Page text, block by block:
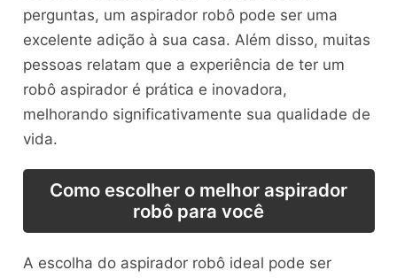
perguntas, um aspirador robô pode ser uma
excelente adição à sua casa. Além disso, muitas
pessoas relatam que a experiência de ter um
robô aspirador é prática e inovadora,
melhorando significativamente sua qualidade de
vida.
Como escolher o melhor aspirador
robô para você
A escolha do aspirador robô ideal pode ser